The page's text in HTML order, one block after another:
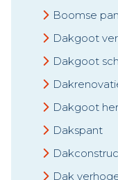
Boomse
Dakgoot
Dakgoot
Dakgoot
Dakspant
Dak